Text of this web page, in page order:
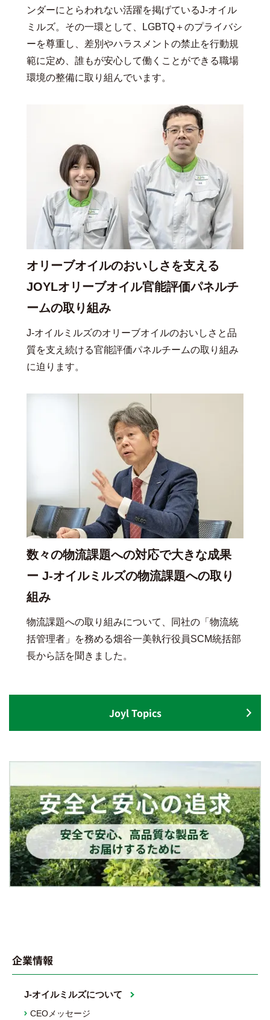
ンダーにとらわれない活躍を掲げているJ-オイル
ミルズ。その一環として、LGBTQ＋のプライバシ
ーを尊重し、差別やハラスメントの禁止を行動規
範に定め、誰もが安心して働くことができる職場
環境の整備に取り組んでいます。
オリーブオイルのおいしさを支える
JOYLオリーブオイル官能評価パネルチ
ームの取り組み
J-オイルミルズのオリーブオイルのおいしさと品
質を支え続ける官能評価パネルチームの取り組み
に迫ります。
数々の物流課題への対応で大きな成果
ー J-オイルミルズの物流課題への取り
組み
物流課題への取り組みについて、同社の「物流統
括管理者」を務める畑谷一美執行役員SCM統括部
長から話を聞きました。
Joyl Topics
企業情報
J-オイルミルズについて
CEOメッセージ